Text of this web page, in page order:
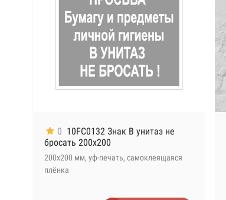
0 10FC0132 Знак В унитаз не
бросать 200х200
200х200 мм, уф-печать, самоклеящаяся
плёнка